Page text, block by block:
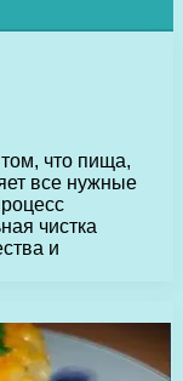
что пища,
все нужные
чистка
и